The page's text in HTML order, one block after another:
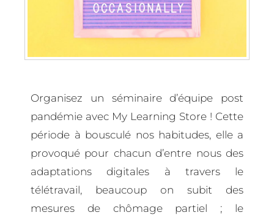
Organisez un séminaire d’équipe post
pandémie avec My Learning Store ! Cette
période à bousculé nos habitudes, elle a
provoqué pour chacun d’entre nous des
adaptations digitales à travers le
télétravail, beaucoup on subit des
mesures de chômage partiel ; le